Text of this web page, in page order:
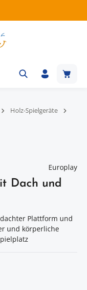
Holz-Spielgeräte
5 Sternen
Europlay
Dach und
Plattform und
und körperliche